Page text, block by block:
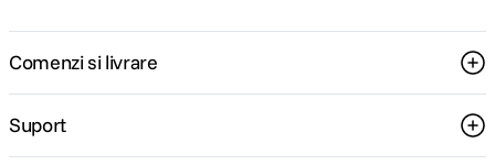
Comenzi si livrare
Suport